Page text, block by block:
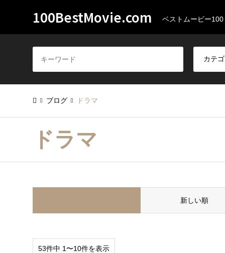
100BestMovie.com ベストムービー100
ブログ ドラマ
ドラマ
新しい順
53件中 1〜10件を表示